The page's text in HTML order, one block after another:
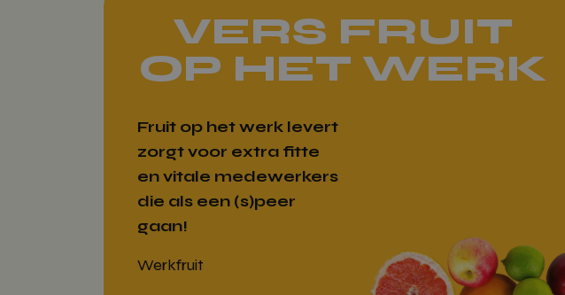
VERS FRUIT
OP HET WERK
Fruit op het werk levert
zorgt voor extra fitte
en vitale medewerkers
die als een (s)peer
gaan!
Werkfruit